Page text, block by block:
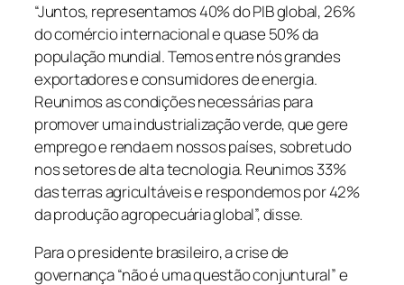
“Juntos, representamos 40% do PIB global, 26%
do comércio internacional e quase 50% da
população mundial. Temos entre nós grandes
exportadores e consumidores de energia.
Reunimos as condições necessárias para
promover uma industrialização verde, que gere
emprego e renda em nossos países, sobretudo
nos setores de alta tecnologia. Reunimos 33%
das terras agricultáveis e respondemos por 42%
da produção agropecuária global”, disse.
Para o presidente brasileiro, a crise de
governança “não é uma questão conjuntural” e